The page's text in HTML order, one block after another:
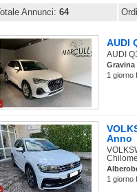
Annunci: 64
AUDI
AUDI
Gravina
1 giorno
Anno
1 giorno